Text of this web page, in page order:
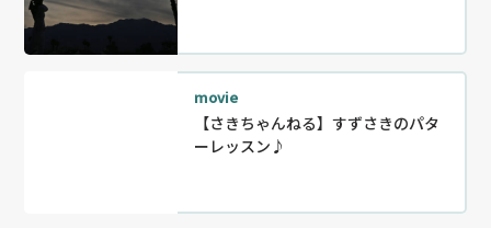
movie
【さきちゃんねる】すずさきのパタ
ーレッスン♪